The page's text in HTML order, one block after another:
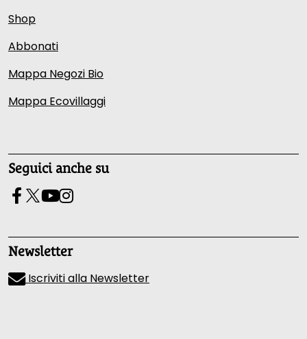
Shop
Abbonati
Mappa Negozi Bio
Mappa Ecovillaggi
Seguici anche su
Newsletter
Iscriviti alla Newsletter